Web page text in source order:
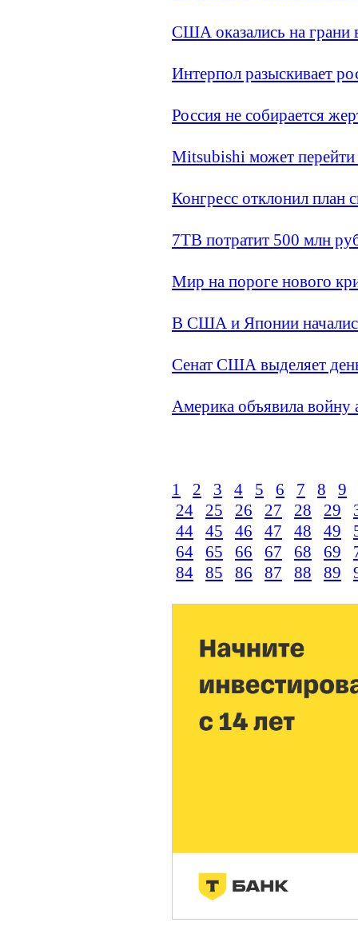
США оказались на грани
Интерпол разыскивает
Россия не собирается
Mitsubishi может
Конгресс отклонил
7ТВ потратит 500 млн
Мир на пороге нового
В США и Японии
Сенат США выделяет
Америка объявила войну
1 2 3 4 5 6 7 8
9
24
25 26 27 28 29
44
45 46 47 48 49
64
65 66 67 68 69
84
85 86 87 88 89